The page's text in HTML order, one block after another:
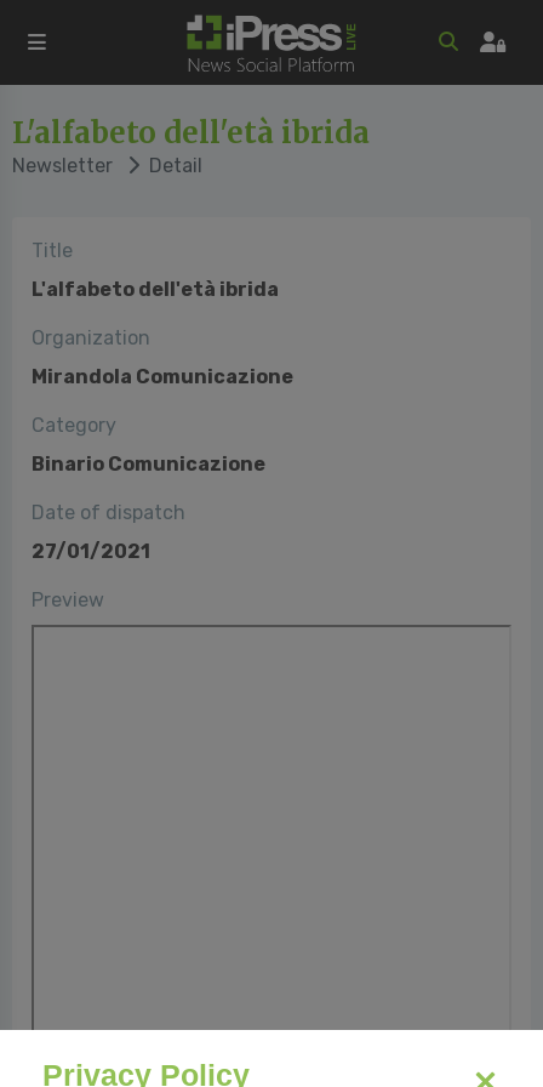
L'alfabeto dell'età ibrida
Newsletter Detail
Title
L'alfabeto dell'età ibrida
Organization
Mirandola Comunicazione
Category
Binario Comunicazione
Date of dispatch
27/01/2021
Preview
Privacy Policy